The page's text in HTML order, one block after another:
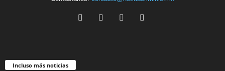
Incluso más noticias